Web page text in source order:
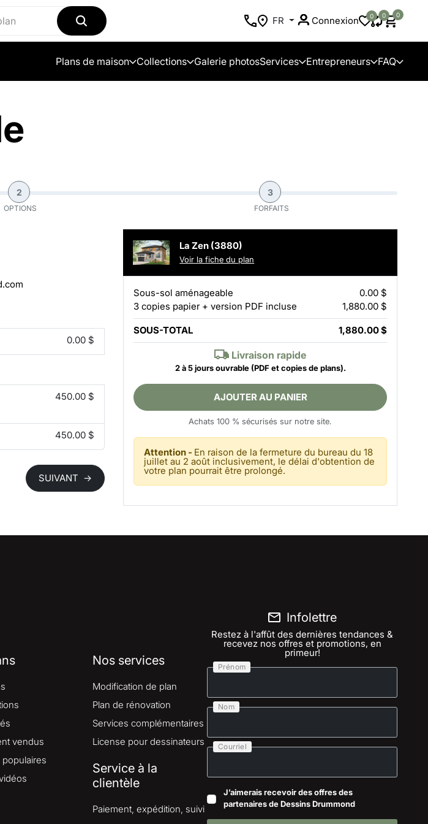
FR Connexion 0 0 0
Plans de maison Collections Galerie photosServices Entrepreneurs FAQ
2
OPTIONS
3
FORFAITS
0.00 $
450.00 $
450.00 $
SUIVANT →
La Zen (3880)
Voir la fiche du plan
Sous-sol aménageable
0.00 $
3 copies papier + version PDF incluse
1,880.00 $
SOUS-TOTAL 1,880.00 $
Livraison rapide
2 à 5 jours ouvrable(PDF et copies de plans).
AJOUTER AU PANIER
Achats 100 % sécurisés sur notre site.
Attention - En raison de la fermeture du bureau du 18
juillet au 2 août inclusivement, le délai d'obtention de
votre plan pourrait être prolongé.
vendus
populaires
Nos services
Modification de plan
Plan de rénovation
Services complémentaires
License pour dessinateurs
Service à la
clientèle
Paiement, expédition, suivi
Infolettre
Restez à l'affût des dernières tendances &
recevez nos offres et promotions, en
primeur!
Prénom
Nom
Courriel
J’aimerais recevoir des offres des
partenaires de Dessins Drummond